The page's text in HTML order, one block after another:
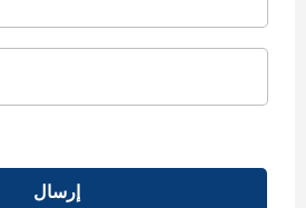
إرسال